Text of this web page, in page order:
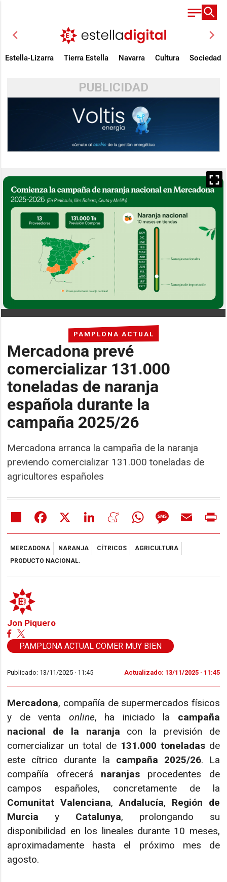
chevron_left chevron_right
Estella-Lizarra Tierra Estella Navarra Cultura Sociedad
PUBLICIDAD
PAMPLONA ACTUAL
Mercadona prevé
comercializar 131.000
toneladas de naranja
española durante la
campaña 2025/26
Mercadona arranca la campaña de la naranja
previendo comercializar 131.000 toneladas de
agricultores españoles
Share Facebook LinkedIn MeneameWhatsAppMessageEmail
MERCADONA NARANJA CÍTRICOS
AGRICULTURA
PRODUCTO NACIONAL.
Jon Piquero
PAMPLONA ACTUAL COMER MUY BIEN
Publicado: 13/11/2025 · 11:45 Actualizado: 13/11/2025 · 11:45
Mercadona, compañía de supermercados físicos
y de venta online, ha iniciado la campaña
nacional de la naranja con la previsión de
comercializar un total de 131.000 toneladasde
este cítrico durante la campaña 2025/26. La
compañía ofrecerá naranjas procedentes de
campos españoles, concretamente de la
Comunitat Valenciana,Andalucía, Región de
Murcia y Catalunya, prolongando su
disponibilidad en los lineales durante 10 meses,
aproximadamente hasta el próximo mes de
agosto.